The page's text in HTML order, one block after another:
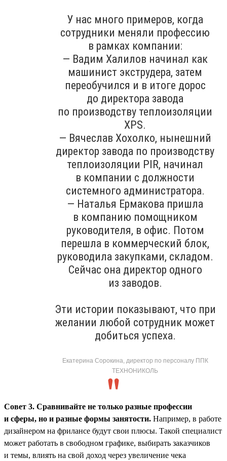
У нас много примеров, когда
сотрудники меняли профессию
в рамках компании:
— Вадим Халилов начинал как
машинист экструдера, затем
переобучился и в итоге дорос
до директора завода
по производству теплоизоляции
XPS.
— Вячеслав Хохолко, нынешний
директор завода по производству
теплоизоляции PIR, начинал
в компании с должности
системного администратора.
— Наталья Ермакова пришла
в компанию помощником
руководителя, в офис. Потом
перешла в коммерческий блок,
руководила закупками, складом.
Сейчас она директор одного
из заводов.
Эти истории показывают, что при
желании любой сотрудник может
добиться успеха.
Екатерина Сорокина, директор по персоналу ППК
ТЕХНОНИКОЛЬ
Совет 3. Сравнивайте не только разные профессии
и сферы, но и разные формы занятости. Например, в работе
дизайнером на фрилансе будут свои плюсы. Такой специалист
может работать в свободном графике, выбирать заказчиков
и темы, влиять на свой доход через увеличение чека